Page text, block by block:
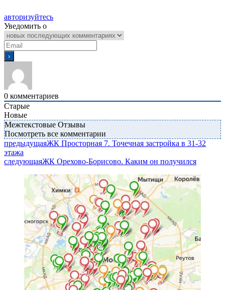
авторизуйтесь
Уведомить о
0 комментариев
Старые
Новые
Межтекстовые Отзывы
Посмотреть все комментарии
предыдущаяЖК Просторная 7. Точечная застройка в 31-32
этажа
следующаяЖК Орехово-Борисово. Каким он получился